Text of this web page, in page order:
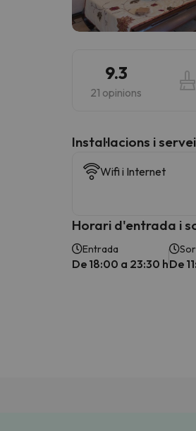
9.3
21 opinions
Instal·lacions i
Wifi i Internet
Horari d'entrada i
Entrada
De 18:00 a 23:30 hDe